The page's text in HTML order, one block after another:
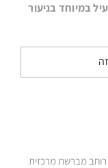
במיוחד בניעור
רוחב מברשת מרכזית